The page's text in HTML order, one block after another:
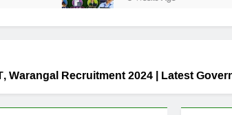
Warangal Recruitment 2024 | Latest